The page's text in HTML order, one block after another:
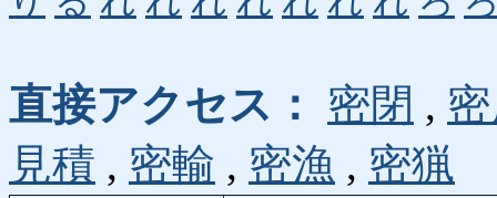
直接アクセス： 密閉 ,
見積 , 密輸 , 密漁 , 密猟